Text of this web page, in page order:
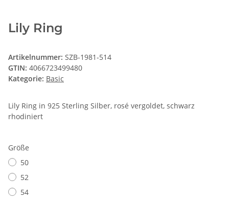
Lily Ring
Artikelnummer: SZB-1981-514
GTIN: 4066723499480
Kategorie: Basic
Lily Ring in 925 Sterling Silber, rosé vergoldet, schwarz
rhodiniert
Größe
50
52
54